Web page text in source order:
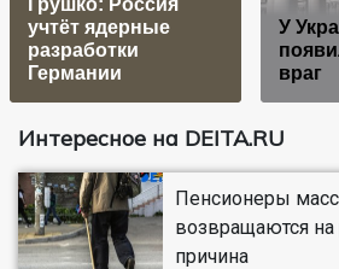
учтёт ядерные
разработки
Германии
У
враг
Интересное на DEITA.RU
Пенсионеры
возвращаются на
причина